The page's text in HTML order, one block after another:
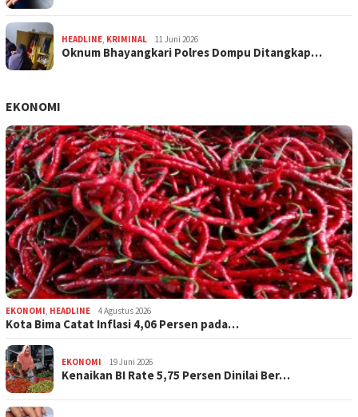
HEADLINE, KRIMINAL 11 Juni 2026
Oknum Bhayangkari Polres Dompu Ditangkap…
EKONOMI
EKONOMI, HEADLINE 4 Agustus 2026
Kota Bima Catat Inflasi 4,06 Persen pada…
EKONOMI 19 Juni 2026
Kenaikan BI Rate 5,75 Persen Dinilai Ber…